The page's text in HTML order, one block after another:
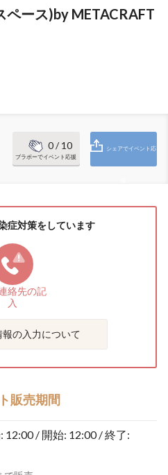
ペース)by METACRAFT
0/ 10
ブラボーでイベント応援
シェアでイベント応
症対策をしています
絡先の記
入
の入力について
販売期間
12:00 / 開始: 12:00 / 終了: